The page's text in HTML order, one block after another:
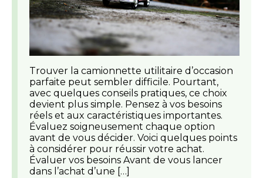
Trouver la camionnette utilitaire d’occasion
parfaite peut sembler difficile. Pourtant,
avec quelques conseils pratiques, ce choix
devient plus simple. Pensez à vos besoins
réels et aux caractéristiques importantes.
Évaluez soigneusement chaque option
avant de vous décider. Voici quelques points
à considérer pour réussir votre achat.
Évaluer vos besoins Avant de vous lancer
dans l’achat d’une […]